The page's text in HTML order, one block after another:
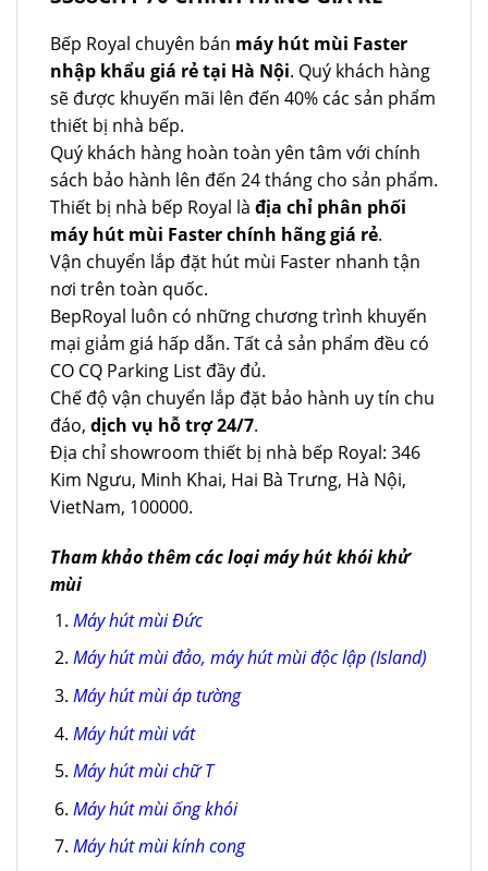
Bếp Royal chuyên bán máy hút mùi Faster
nhập khẩu giá rẻ tại Hà Nội. Quý khách hàng
sẽ được khuyến mãi lên đến 40% các sản phẩm
thiết bị nhà bếp.
Quý khách hàng hoàn toàn yên tâm với chính
sách bảo hành lên đến 24 tháng cho sản phẩm.
Thiết bị nhà bếp Royal là địa chỉ phân phối
máy hút mùi Faster chính hãng giá rẻ.
Vận chuyển lắp đặt hút mùi Faster nhanh tận
nơi trên toàn quốc.
BepRoyal luôn có những chương trình khuyến
mại giảm giá hấp dẫn. Tất cả sản phẩm đều có
CO CQ Parking List đầy đủ.
Chế độ vận chuyển lắp đặt bảo hành uy tín chu
đáo, dịch vụ hỗ trợ 24/7.
Địa chỉ showroom thiết bị nhà bếp Royal: 346
Kim Ngưu, Minh Khai, Hai Bà Trưng, Hà Nội,
VietNam, 100000.
Tham khảo thêm các loại máy hút khói khử
mùi
Máy hút mùi Đức
Máy hút mùi đảo, máy hút mùi độc lập (Island)
Máy hút mùi áp tường
Máy hút mùi vát
Máy hút mùi chữ T
Máy hút mùi ống khói
Máy hút mùi kính cong